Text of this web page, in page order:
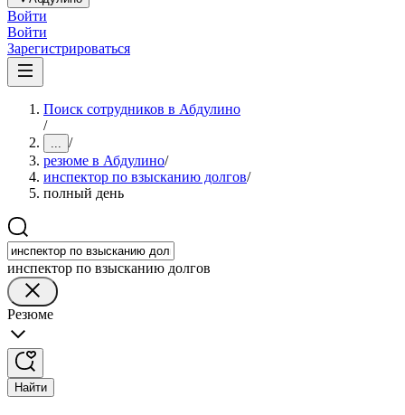
Войти
Войти
Зарегистрироваться
Поиск сотрудников в Абдулино
/
... /
резюме в Абдулино/
инспектор по взысканию долгов/
полный день
инспектор по взысканию долгов
Резюме
Найти